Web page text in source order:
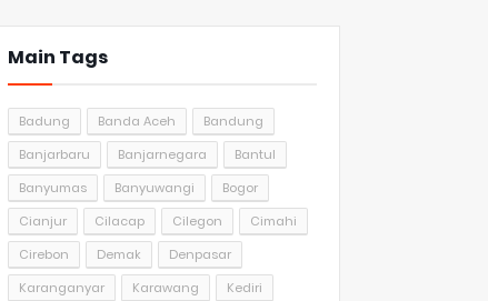
Main Tags
Badung Banda Aceh
Bandung
Banjarbaru
Banjarnegara
Bantul
Banyumas
Banyuwangi
Bogor
Cianjur
Cilacap Cilegon
Cimahi
Cirebon
Demak
Denpasar
Karanganyar
Karawang
Kediri